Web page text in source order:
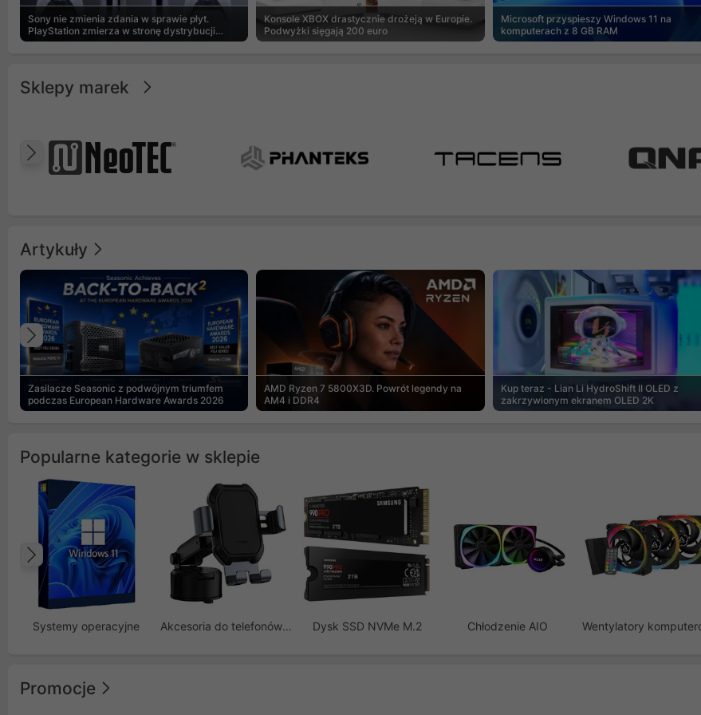
Sony nie zmienia zdania w sprawie płyt.
PlayStation zmierza w stronę dystrybucji
cyfrowej
Konsole XBOX drastycznie drożeją w Europie.
Podwyżki sięgają 200 euro
Microsoft przyspieszy Windows 11 na
komputerach z 8 GB RAM
Sklepy marek
Poprzedni
Artykuły
Zasilacze Seasonic z podwójnym triumfem
podczas European Hardware Awards 2026
AMD Ryzen 7 5800X3D. Powrót legendy na
AM4 i DDR4
Kup teraz - Lian Li HydroShift II OLED z
zakrzywionym ekranem OLED 2K
Poprzedni
Popularne kategorie w sklepie
Systemy operacyjne Akcesoria do telefonów GSM Dysk SSD NVMe M.2 Chłodzenie AIO
Poprzedni
Promocje